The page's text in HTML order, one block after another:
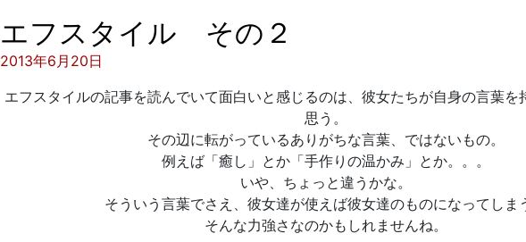
エフスタイル その２
投稿日:
2013年6月20日
エフスタイルの記事を読んでいて面白いと感じるのは、彼女たちが自身の言葉を
思う。
その辺に転がっているありがちな言葉、ではないもの。
例えば「癒し」とか「手作りの温かみ」とか。。。
いや、ちょっと違うかな。
そういう言葉でさえ、彼女達が使えば彼女達のものになってしま
そんな力強さなのかもしれませんね。